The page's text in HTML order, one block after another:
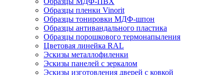
Образцы пленки Vinorit
Образцы тонировки МДФ-шпон
Образцы антивандального пластика
Образцы порошкового термонапыления
Цветовая линейка RAL
Эскизы металлофиленки
Эскизы панелей с зеркалом
Эскизы изготовления дверей с ковкой